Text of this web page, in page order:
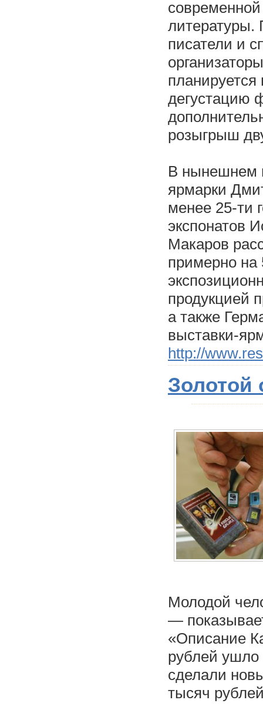
литературы.
писатели и
планируется
дегустацию
розыгрыш
В нынешнем
ярмарки
менее 25-ти
экспонатов
Макаров
примерно на
продукцией
а также
выставки-
http://
Золотой
Молодой
—
«Описание
рублей ушло
сделали
тысяч